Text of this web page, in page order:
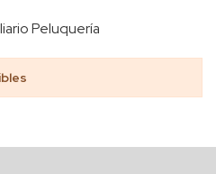
Peluquería